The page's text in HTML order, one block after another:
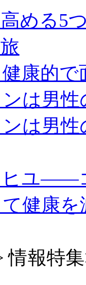
める5
康的
は男
は男
ヒユ――
健康
情報特